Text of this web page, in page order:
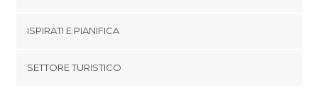
Cosa vedere di El Rocio
Cosa vedere di Minas de Riotinto
Termini e Condizioni
ISPIRATI E PIANIFICA
SETTORE TURISTICO